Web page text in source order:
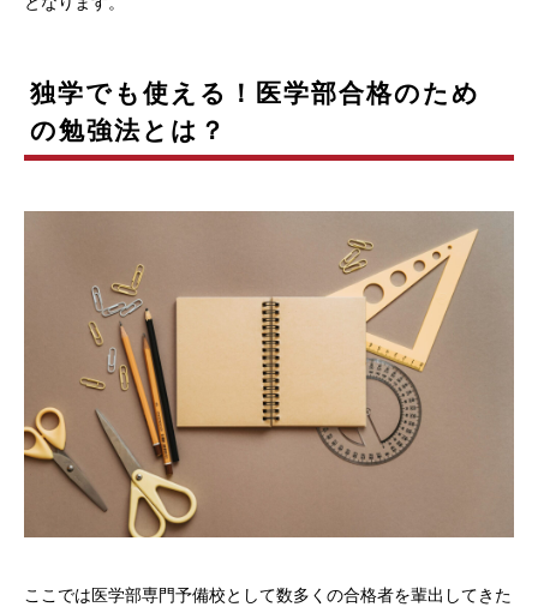
独学でも使える！医学部合格のため
の勉強法とは？
ここでは医学部専門予備校として数多くの合格者を輩出してきた